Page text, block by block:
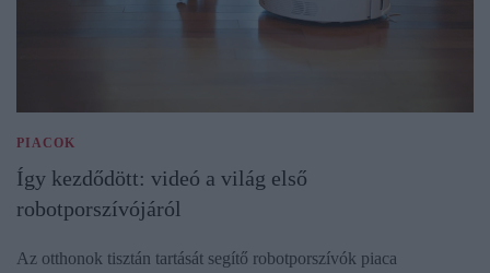
PIACOK
Így kezdődött: videó a világ első
robotporszívójáról
Az otthonok tisztán tartását segítő robotporszívók piaca